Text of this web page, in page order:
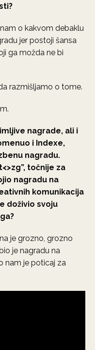
o kakvom debaklu
jer postoji šansa
ga možda ne bi
razmišljamo o tome.
nagrade, ali i
i Indexe,
nagradu.
točnije za
nagradu na
komunikacija
doživio svoju
je grozno, grozno
je nagradu na
nam je poticaj za